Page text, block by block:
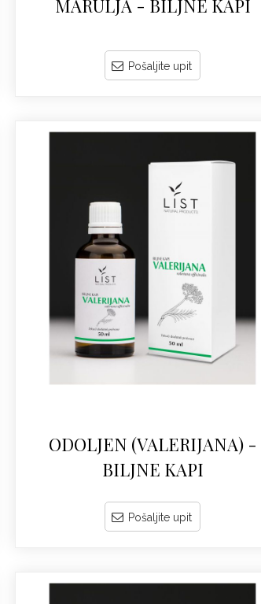
MARULJA - BILJNE KAPI
Pošaljite upit
ODOLJEN (VALERIJANA) -
BILJNE KAPI
Pošaljite upit